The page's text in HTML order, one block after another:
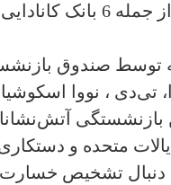
9 بانک بزرگ،
توسط صندوق
و بانک‌های دیگر از 9 آگوست 2007 تا 30 ژوئن
بازنشستگی
ایالات متحده و
دنبال تشخیص